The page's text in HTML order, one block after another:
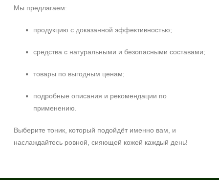
Мы предлагаем:
продукцию с доказанной эффективностью;
средства с натуральными и безопасными составами;
товары по выгодным ценам;
подробные описания и рекомендации по
применению.
Выберите тоник, который подойдёт именно вам, и
наслаждайтесь ровной, сияющей кожей каждый день!